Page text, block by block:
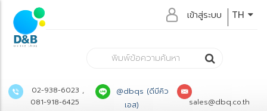
TH
เข้าสู่ระบบ
02-938-6023 ,
081-918-6425
@dbqs (ดีบีคิว
เอส)
sales@dbq.co.th